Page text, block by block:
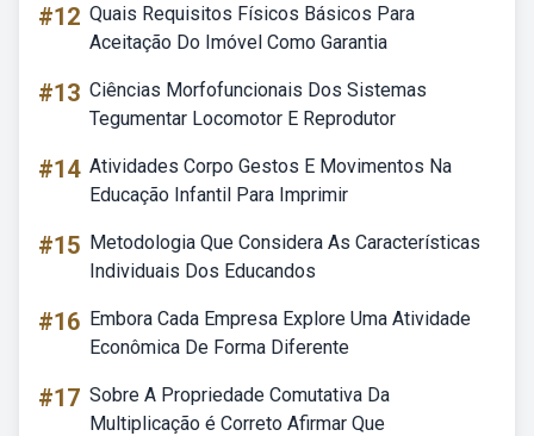
#12 Quais Requisitos Físicos Básicos Para
Aceitação Do Imóvel Como Garantia
#13 Ciências Morfofuncionais Dos Sistemas
Tegumentar Locomotor E Reprodutor
#14 Atividades Corpo Gestos E Movimentos Na
Educação Infantil Para Imprimir
#15 Metodologia Que Considera As Características
Individuais Dos Educandos
#16 Embora Cada Empresa Explore Uma Atividade
Econômica De Forma Diferente
#17 Sobre A Propriedade Comutativa Da
Multiplicação é Correto Afirmar Que